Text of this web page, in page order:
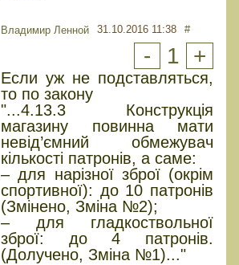
Владимир Ленной 31.10.2016 11:38 #
- 1 +
Если уж не подставляться,
то по закону
"...4.13.3 Конструкція
магазину повинна мати
невід’ємний обмежувач
кількості патронів, а саме:
– для нарізної зброї (окрім
спортивної): до 10 патронів
(Змінено, Зміна №2);
– для гладкоствольної
зброї: до 4 патронів.
(Долучено, Зміна №1)..."